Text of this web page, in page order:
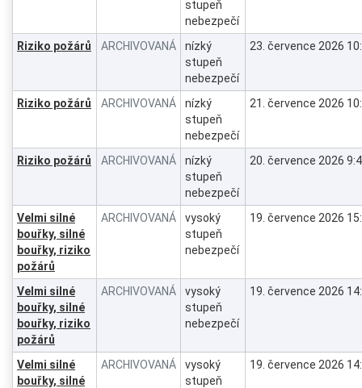
stupeň
nebezpečí
Riziko požárů ARCHIVOVANÁ
nízký
stupeň
nebezpečí
23. července 2026
Riziko požárů ARCHIVOVANÁ
nízký
stupeň
nebezpečí
21. července 2026
Riziko požárů ARCHIVOVANÁ
nízký
stupeň
nebezpečí
20. července 2026
Velmi silné
bouřky, silné
bouřky, riziko
požárů
ARCHIVOVANÁ
vysoký
stupeň
nebezpečí
19. července 2026
Velmi silné
bouřky, silné
bouřky, riziko
požárů
ARCHIVOVANÁ
vysoký
stupeň
nebezpečí
19. července 2026
Velmi silné
bouřky, silné
ARCHIVOVANÁ
vysoký
stupeň
19. července 2026